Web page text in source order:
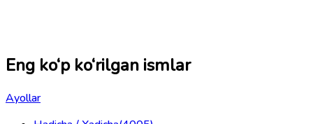
Eng ko‘p ko‘rilgan ismlar
Ayollar